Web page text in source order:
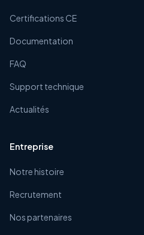
Certifications CE
Documentation
FAQ
Support technique
Actualités
Entreprise
Notre histoire
Recrutement
Nos partenaires